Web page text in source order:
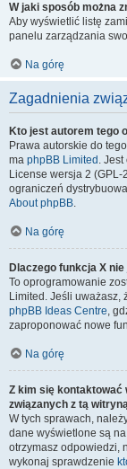
W jaki sposób można
Aby wyświetlić listę
panelu zarządzania
Na górę
Zagadnienia
Kto jest autorem tego
Prawa autorskie do
ma phpBB Limited .
License wersja 2
ograniczeń
About phpBB.
Na górę
Dlaczego funkcja X
To oprogramowanie
Limited. Jeśli uważasz,
phpBB Ideas Centre,
zaproponować nowe
Na górę
Z kim się kontaktować
związanych z tą
W tych sprawach,
dane wyświetlone są
otrzymasz odpowiedzi,
wykonaj sprawdzenie